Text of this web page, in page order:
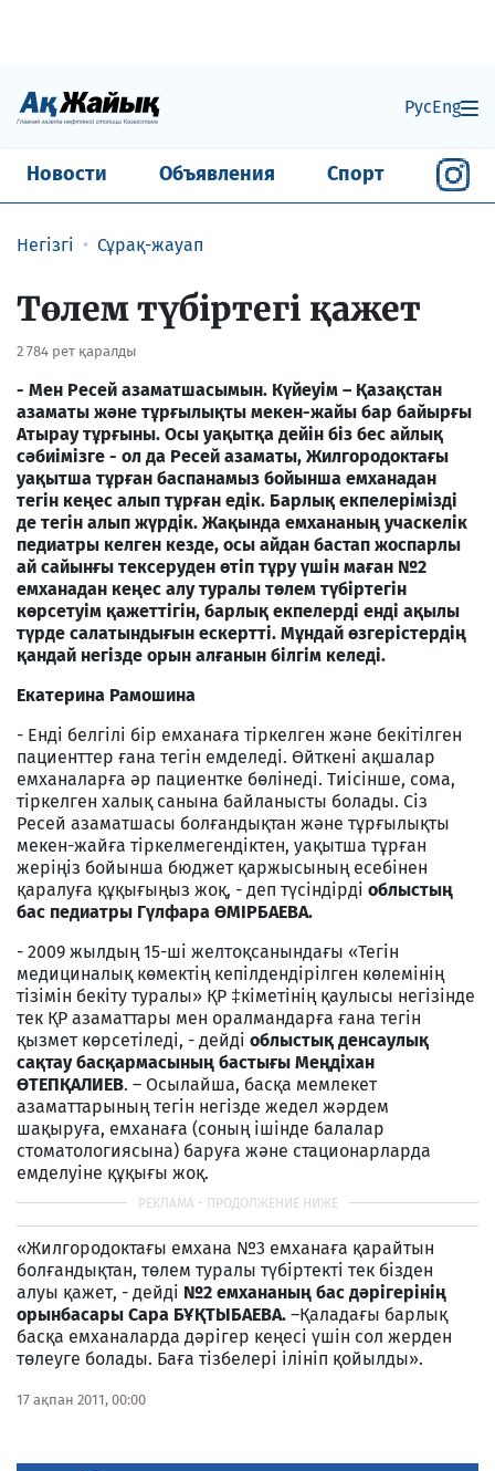
РусEng
Новости Объявления Спорт
Негізгі Сұрақ-жауап
Төлем түбіртегі қажет
2 784 рет қаралды
- Мен Ресей азаматшасымын. Күйеуім – Қазақстан
азаматы және тұрғылықты мекен-жайы бар байырғы
Атырау тұрғыны. Осы уақытқа дейін біз бес айлық
сәбиімізге - ол да Ресей азаматы, Жилгородоктағы
уақытша тұрған баспанамыз бойынша емханадан
тегін кеңес алып тұрған едік. Барлық екпелерімізді
де тегін алып жүрдік. Жақында емхананың учаскелік
педиатры келген кезде, осы айдан бастап жоспарлы
ай сайынғы тексеруден өтіп тұру үшін маған №2
емханадан кеңес алу туралы төлем түбіртегін
көрсетуім қажеттігін, барлық екпелерді енді ақылы
түрде салатындығын ескертті. Мұндай өзгерістердің
қандай негізде орын алғанын білгім келеді.
Екатерина Рамошина
- Енді белгілі бір емханаға тіркелген және бекітілген
пациенттер ғана тегін емделеді. Өйткені ақшалар
емханаларға әр пациентке бөлінеді. Тиісінше, сома,
тіркелген халық санына байланысты болады. Сіз
Ресей азаматшасы болғандықтан және тұрғылықты
мекен-жайға тіркелмегендіктен, уақытша тұрған
жеріңіз бойынша бюджет қаржысының есебінен
қаралуға құқығыңыз жоқ, - деп түсіндірді облыстың
бас педиатры Гүлфара ӨМІРБАЕВА.
- 2009 жылдың 15-ші желтоқсанындағы «Тегін
медициналық көмектің кепілдендірілген көлемінің
тізімін бекіту туралы» ҚР ‡кіметінің қаулысы негізінде
тек ҚР азаматтары мен оралмандарға ғана тегін
қызмет көрсетіледі, - дейді облыстық денсаулық
сақтау басқармасының бастығы Меңдіхан
ӨТЕПҚАЛИЕВ. – Осылайша, басқа мемлекет
азаматтарының тегін негізде жедел жәрдем
шақыруға, емханаға (соның ішінде балалар
стоматологиясына) баруға және стационарларда
емделуіне құқығы жоқ.
«Жилгородоктағы емхана №3 емханаға қарайтын
болғандықтан, төлем туралы түбіртекті тек бізден
алуы қажет, - дейді №2 емхананың бас дәрігерінің
орынбасары Сара БҰҚТЫБАЕВА. –Қаладағы барлық
басқа емханаларда дәрігер кеңесі үшін сол жерден
төлеуге болады. Баға тізбелері ілініп қойылды».
17 ақпан 2011, 00:00